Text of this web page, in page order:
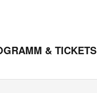
& TICKETS